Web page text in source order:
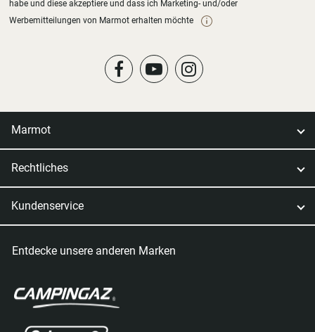
habe und diese akzeptiere und dass ich Marketing- und/oder
Werbemitteilungen von Marmot erhalten möchte
Marmot
Rechtliches
Kundenservice
Entdecke unsere anderen Marken